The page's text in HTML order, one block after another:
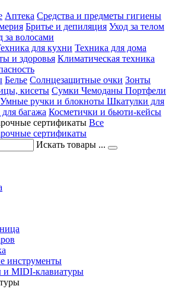
Аптека Средства и предметы гигиены
Бритье и депиляция Уход за телом
за волосами
для кухни Техника для дома
и здоровья Климатическая техника
Белье Солнцезащитные очки Зонты
кисеты Сумки Чемоданы Портфели
Умные ручки и блокноты Шкатулки для
багажа Косметички и бьюти-кейсы
сертификаты Все
сертификаты
Искать товары ...
инструменты
и MIDI-клавиатуры